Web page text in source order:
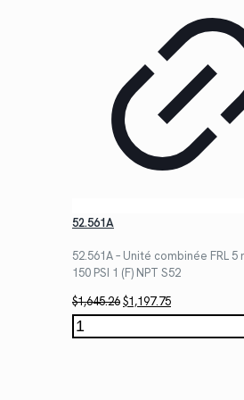
52.561A
52.561A – Unité combinée FRL 5
150 PSI 1 (F) NPT S52
$1,645.26Le
prix
initial
$1,197.75Le
prix
actuel
quantité
de